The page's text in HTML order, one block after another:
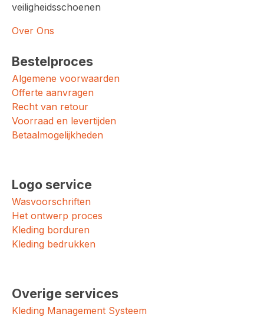
veiligheidsschoenen
Over Ons
Bestelproces
Algemene voorwaarden
Offerte aanvragen
Recht van retour
Voorraad en levertijden
Betaalmogelijkheden
Logo service
Wasvoorschriften
Het ontwerp proces
Kleding borduren
Kleding bedrukken
Overige services
Kleding Management Systeem